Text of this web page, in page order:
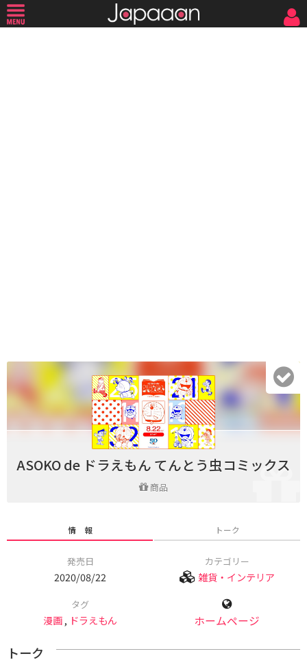
ASOKO de ドラえもん てんとう虫コミックス
商品
情 報 トーク
発売日
2020/08/22
カテゴリー
雑貨・インテリア
タグ
漫画, ドラえもん ホームページ
トーク